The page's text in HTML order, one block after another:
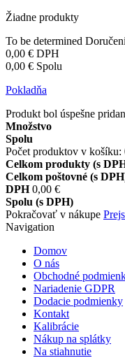
Žiadne produkty
To be determined
0,00 € DPH
0,00 € Spolu
Pokladňa
Produkt bol úspešne
Množstvo
Spolu
Počet produktov v košíku:
Celkom produkty (s
Celkom poštovné (s
DPH 0,00 €
Spolu (s DPH)
Pokračovať v nákupe
Navigation
Domov
O nás
Obchodné
Nariadenie GDPR
Dodacie podmienky
Kontakt
Kalibrácie
Nákup na splátky
Na stiahnutie